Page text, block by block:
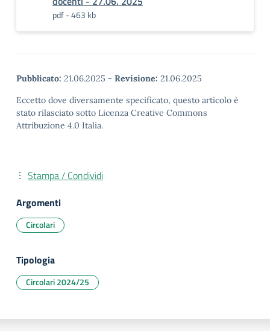
pdf - 463 kb
Pubblicato: 21.06.2025 - Revisione: 21.06.2025
Eccetto dove diversamente specificato, questo articolo è
stato rilasciato sotto Licenza Creative Commons
Attribuzione 4.0 Italia.
Stampa / Condividi
Argomenti
Circolari
Tipologia
Circolari 2024/25